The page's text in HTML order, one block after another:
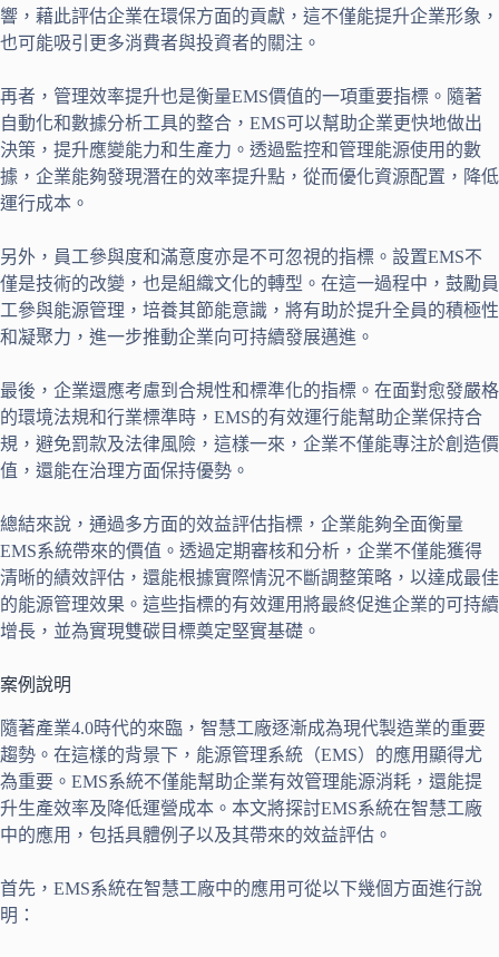
響，藉此評估企業在環保方面的貢獻，這不僅能提升企業形象，
也可能吸引更多消費者與投資者的關注。
再者，管理效率提升也是衡量EMS價值的一項重要指標。隨著
自動化和數據分析工具的整合，EMS可以幫助企業更快地做出
決策，提升應變能力和生產力。透過監控和管理能源使用的數
據，企業能夠發現潛在的效率提升點，從而優化資源配置，降低
運行成本。
另外，員工參與度和滿意度亦是不可忽視的指標。設置EMS不
僅是技術的改變，也是組織文化的轉型。在這一過程中，鼓勵員
工參與能源管理，培養其節能意識，將有助於提升全員的積極性
和凝聚力，進一步推動企業向可持續發展邁進。
最後，企業還應考慮到合規性和標準化的指標。在面對愈發嚴格
的環境法規和行業標準時，EMS的有效運行能幫助企業保持合
規，避免罰款及法律風險，這樣一來，企業不僅能專注於創造價
值，還能在治理方面保持優勢。
總結來說，通過多方面的效益評估指標，企業能夠全面衡量
EMS系統帶來的價值。透過定期審核和分析，企業不僅能獲得
清晰的績效評估，還能根據實際情況不斷調整策略，以達成最佳
的能源管理效果。這些指標的有效運用將最終促進企業的可持續
增長，並為實現雙碳目標奠定堅實基礎。
案例說明
隨著產業4.0時代的來臨，智慧工廠逐漸成為現代製造業的重要
趨勢。在這樣的背景下，能源管理系統（EMS）的應用顯得尤
為重要。EMS系統不僅能幫助企業有效管理能源消耗，還能提
升生產效率及降低運營成本。本文將探討EMS系統在智慧工廠
中的應用，包括具體例子以及其帶來的效益評估。
首先，EMS系統在智慧工廠中的應用可從以下幾個方面進行說
明：